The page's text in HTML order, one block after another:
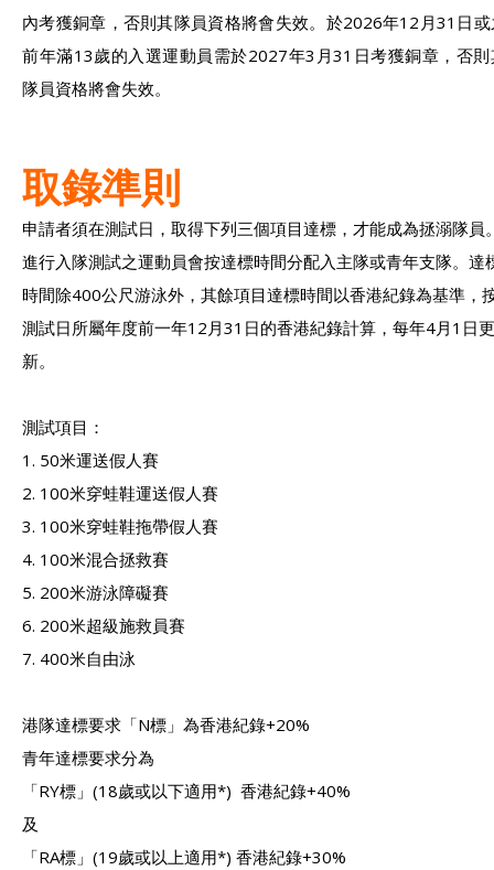
內考獲銅章，否則其隊員資格將會失效。於2026年12月31日或
前年滿13歲的入選運動員需於2027年3月31日考獲銅章，否則
隊員資格將會失效。
取錄準則
申請者須在測試日，取得下列三個項目達標，才能成為拯溺隊員
進行入隊測試之運動員會按達標時間分配入主隊或青年支隊。達
時間除400公尺游泳外，其餘項目達標時間以香港紀錄為基準，
測試日所屬年度前一年12月31日的香港紀錄計算， 每年4月1日更
新。
測試項目：
1. 50米運送假人賽
2. 100米穿蛙鞋運送假人賽
3. 100米穿蛙鞋拖帶假人賽
4. 100米混合拯救賽
5. 200米游泳障礙賽
6. 200米超級施救員賽
7. 400米自由泳
港隊達標要求「N標」為香港紀錄+20%
青年達標要求分為
「RY標」(18歲或以下適用*) 香港紀錄+40%
及
「RA標」(19歲或以上適用*) 香港紀錄+30%